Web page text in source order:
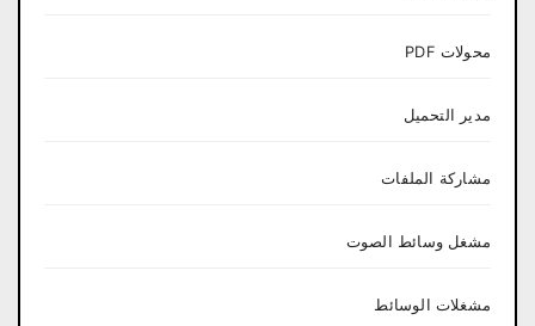
محولات PDF
مدير التحميل
مشاركة الملفات
مشغل وسائط الصوت
مشغلات الوسائط